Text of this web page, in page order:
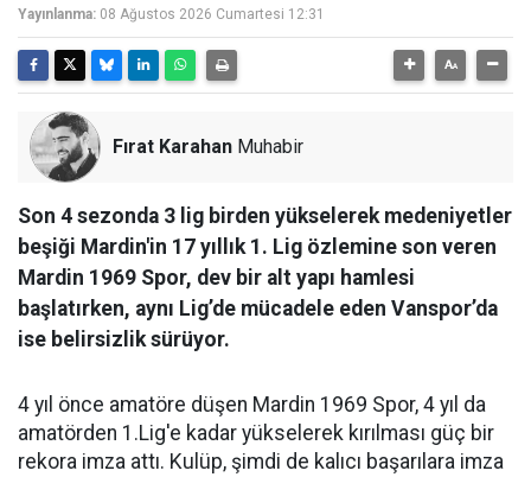
Yayınlanma: 08 Ağustos 2026 Cumartesi 12:31
Fırat Karahan Muhabir
Son 4 sezonda 3 lig birden yükselerek medeniyetler
beşiği Mardin'in 17 yıllık 1. Lig özlemine son veren
Mardin 1969 Spor, dev bir alt yapı hamlesi
başlatırken, aynı Lig’de mücadele eden Vanspor’da
ise belirsizlik sürüyor.
4 yıl önce amatöre düşen Mardin 1969 Spor, 4 yıl da
amatörden 1.Lig'e kadar yükselerek kırılması güç bir
rekora imza attı. Kulüp, şimdi de kalıcı başarılara imza